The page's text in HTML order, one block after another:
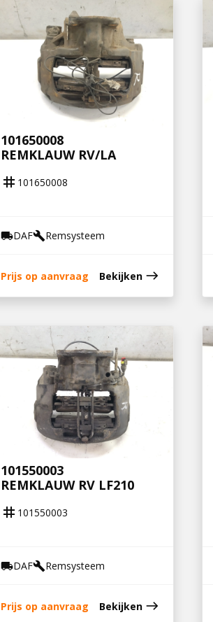
101650008
REMKLAUW RV/LA
tag 101650008
local_shippingDAFbuildRemsysteem
Prijs op aanvraag Bekijken east
101550003
REMKLAUW RV LF210
tag 101550003
local_shippingDAFbuildRemsysteem
Prijs op aanvraag Bekijken east